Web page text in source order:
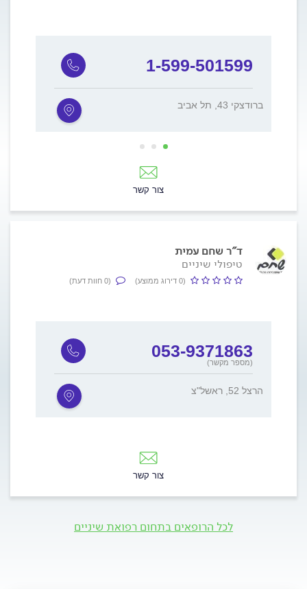
1-599-501599
ברודצקי 43, תל אביב
צור קשר
ד"ר שחם עמית
טיפולי שיניים
(0 דירוג ממוצע) (0 חוות דעת)
053-9371863
(מספר מקשר)
הרצל 52, ראשל"צ
צור קשר
לכל הרופאים בתחום רפואת שיניים